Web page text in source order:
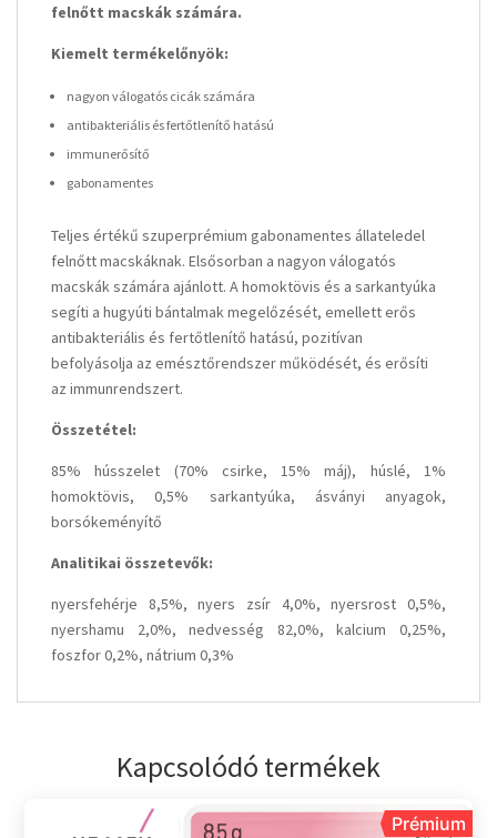
felnőtt macskák számára.
Kiemelt termékelőnyök:
nagyon válogatós cicák számára
antibakteriális és fertőtlenítő hatású
immunerősítő
gabonamentes
Teljes értékű szuperprémium gabonamentes állateledel
felnőtt macskáknak. Elsősorban a nagyon válogatós
macskák számára ajánlott. A homoktövis és a sarkantyúka
segíti a hugyúti bántalmak megelőzését, emellett erős
antibakteriális és fertőtlenítő hatású, pozitívan
befolyásolja az emésztőrendszer működését, és erősíti
az immunrendszert.
Összetétel:
85% hússzelet (70% csirke, 15% máj), húslé, 1%
homoktövis, 0,5% sarkantyúka, ásványi anyagok,
borsókeményítő
Analitikai összetevők:
nyersfehérje 8,5%, nyers zsír 4,0%, nyersrost 0,5%,
nyershamu 2,0%, nedvesség 82,0%, kalcium 0,25%,
foszfor 0,2%, nátrium 0,3%
Kapcsolódó termékek
Prémium